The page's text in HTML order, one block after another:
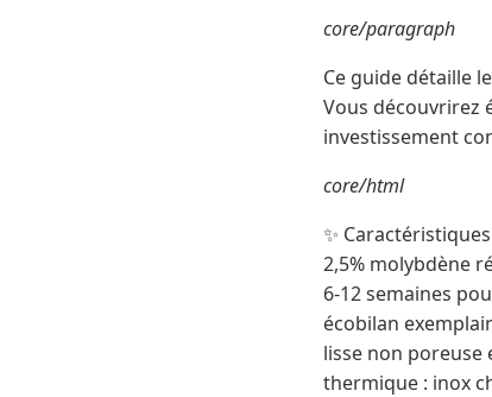
core/paragraph
Ce guide détaille
Vous découvrirez
investissement
core/html
✨
2,5% molybdène
6-12 semaines
écobilan
lisse non
thermique : inox